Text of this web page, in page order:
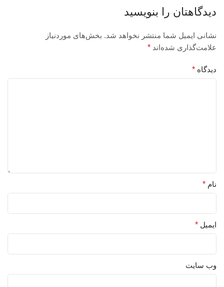
دیدگاهتان را بنویسید
نشانی ایمیل شما منتشر نخواهد شد. بخش‌های موردنیاز
علامت‌گذاری شده‌اند *
دیدگاه *
نام *
ایمیل *
وب‌ سایت